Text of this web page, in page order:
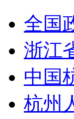
全国
浙江
中国
杭州